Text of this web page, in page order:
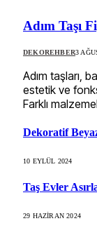
Adım Taşı
DEKOREHBER3
Adım taşları,
estetik ve
Farklı
Dekoratif
10 EYLÜL 2024
Taş Evler
29 HAZIRAN 2024